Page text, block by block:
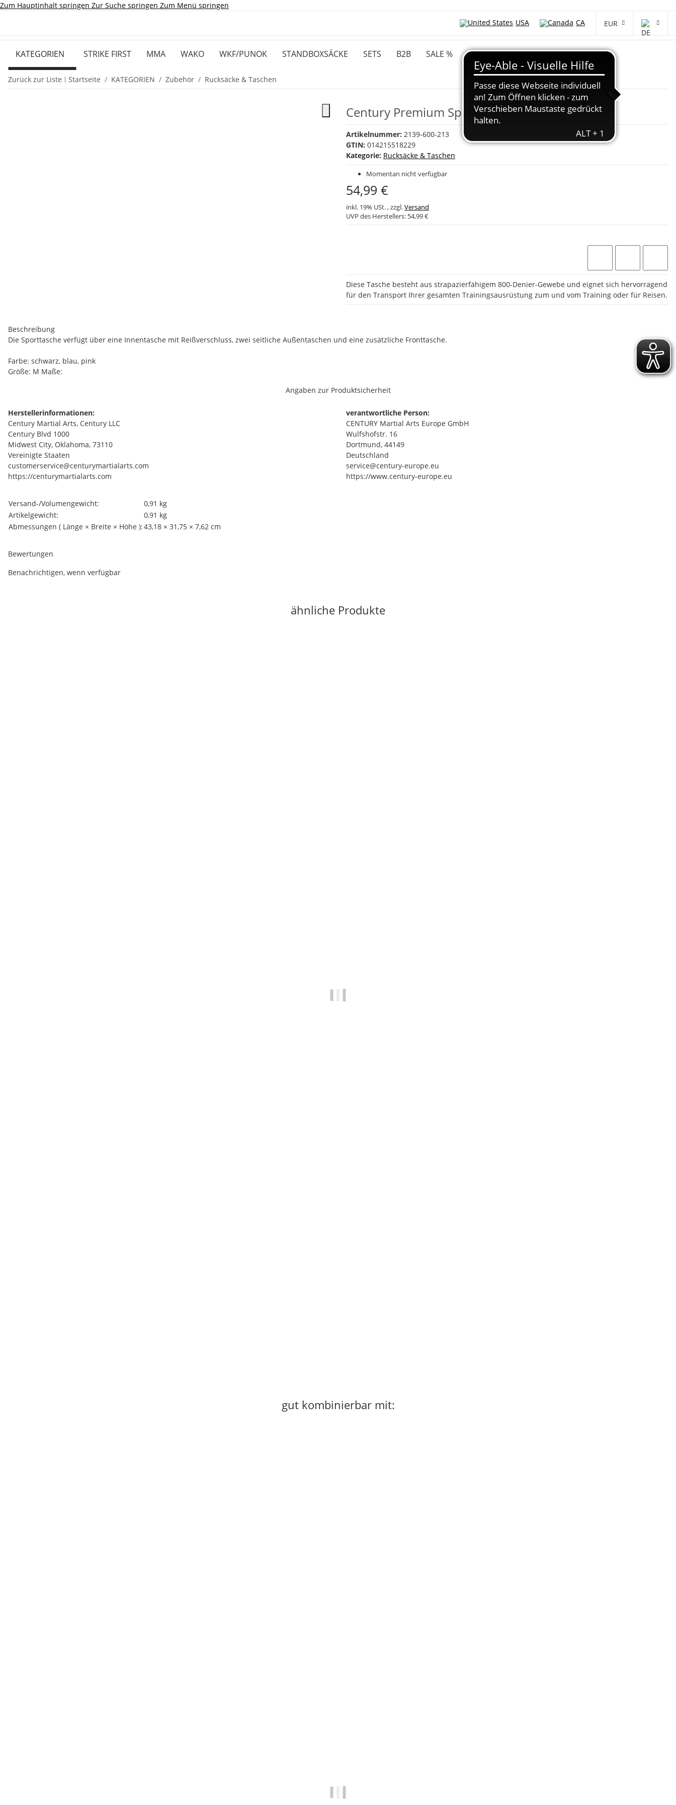
Zum Hauptinhalt springen Zur Suche springen Zum Menü springen
USA
CA EUR
KATEGORIEN STRIKE FIRST MMA WAKO WKF/PUNOK STANDBOXSÄCKE SETS B2B SALE %
Zurück zur Liste Startseite KATEGORIEN Zubehör Rucksäcke & Taschen
Century Premium Sport Bag - Medium Blau
Artikelnummer: 2139-600-213
GTIN: 014215518229
Kategorie: Rucksäcke & Taschen
Momentan nicht verfügbar
54,99 €
inkl. 19% USt. , zzgl.Versand
UVP des Herstellers: 54,99 €
Diese Tasche besteht aus strapazierfähigem 800-Denier-Gewebe und eignet sich hervorragend
für den Transport Ihrer gesamten Trainingsausrüstung zum und vom Training oder für Reisen.
Beschreibung
Die Sporttasche verfügt über eine Innentasche mit Reißverschluss, zwei seitliche Außentaschen und eine zusätzliche Fronttasche.
Farbe: schwarz, blau, pink
Größe: M Maße:
Angaben zur Produktsicherheit
Herstellerinformationen:
Century Martial Arts, Century LLC
Century Blvd 1000
Midwest City, Oklahoma, 73110
Vereinigte Staaten
customerservice@centurymartialarts.com
https://centurymartialarts.com
verantwortliche Person:
CENTURY Martial Arts Europe GmbH
Wulfshofstr. 16
Dortmund, 44149
Deutschland
service@century-europe.eu
https://www.century-europe.eu
Produkteigenschaft
Wert
Versand-/Volumengewicht:
0,91 kg
Artikelgewicht:
0,91 kg
Abmessungen ( Länge × Breite × Höhe ):43,18 × 31,75 × 7,62 cm
Bewertungen
Benachrichtigen, wenn verfügbar
ähnliche Produkte
gut kombinierbar mit: